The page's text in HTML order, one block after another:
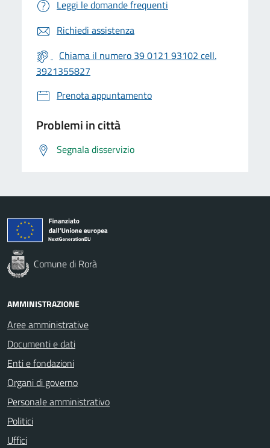
Leggi le domande frequenti
Richiedi assistenza
Chiama il numero 39 0121 93102 cell.
3921355827
Prenota appuntamento
Problemi in città
Segnala disservizio
Comune di Rorà
AMMINISTRAZIONE
Aree amministrative
Documenti e dati
Enti e fondazioni
Organi di governo
Personale amministrativo
Politici
Uffici